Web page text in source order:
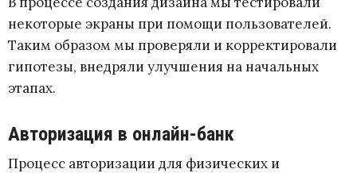
некоторые экраны при помощи пользователей.
Таким образом мы проверяли и корректировали
гипотезы, внедряли улучшения на начальных
этапах.
Авторизация в онлайн-банк
Процесс авторизации для физических и